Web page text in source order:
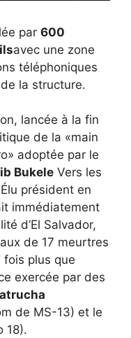
par 600
avec une zone
téléphoniques
la structure.
lancée à la fin
de la «main
adoptée par le
Bukele Vers les
président en
immédiatement
d’El Salvador,
de 17 meurtres
plus que
exercée par des
de MS-13) et le
18).